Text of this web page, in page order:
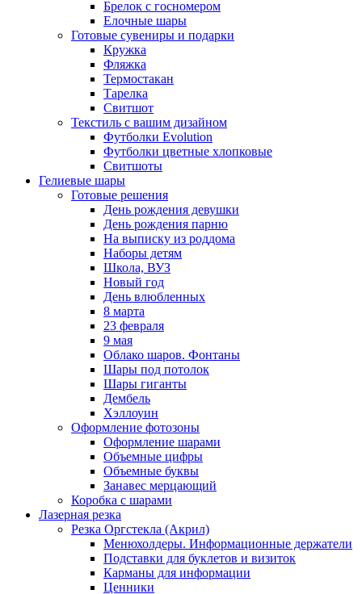
Брелок с госномером
Елочные шары
Готовые сувениры и подарки
Кружка
Фляжка
Термостакан
Тарелка
Свитшот
Текстиль с вашим дизайном
Футболки Evolution
Футболки цветные хлопковые
Свитшоты
Гелиевые шары
Готовые решения
День рождения девушки
День рождения парню
На выписку из роддома
Наборы детям
Школа, ВУЗ
Новый год
День влюбленных
8 марта
23 февраля
9 мая
Облако шаров. Фонтаны
Шары под потолок
Шары гиганты
Дембель
Хэллоуин
Оформление фотозоны
Оформление шарами
Объемные цифры
Объемные буквы
Занавес мерцающий
Коробка с шарами
Лазерная резка
Резка Оргстекла (Акрил)
Менюхолдеры. Информационные держатели
Подставки для буклетов и визиток
Карманы для информации
Ценники